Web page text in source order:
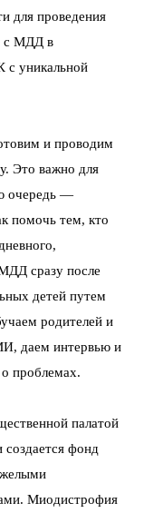
для проведения
с МДД в
с уникальной
и проводим
Это важно для
очередь —
помочь тем, кто
сразу после
детей путем
родителей и
даем интервью и
проблемах.
палатой
создается фонд
Миодистрофия